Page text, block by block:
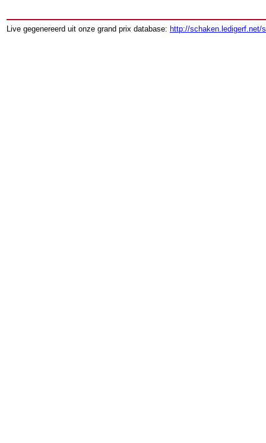
Live gegenereerd uit onze grand prix database: http://schaken.ledigerf.net/